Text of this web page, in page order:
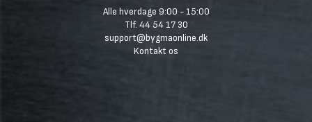
Alle hverdage 9:00 - 15:00
Tlf. 44 54 17 30
support@bygmaonline.dk
Kontakt os